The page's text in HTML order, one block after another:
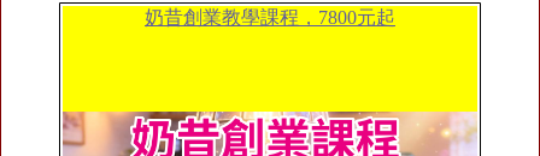
奶昔創業教學課程，7800元起